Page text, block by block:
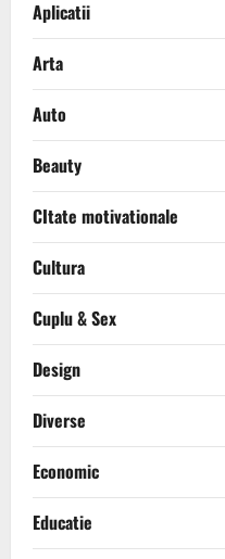
Aplicatii
Arta
Auto
Beauty
CItate motivationale
Cultura
Cuplu & Sex
Design
Diverse
Economic
Educatie